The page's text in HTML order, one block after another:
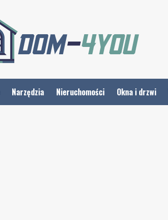
Narzędzia Nieruchomości Okna i drzwi